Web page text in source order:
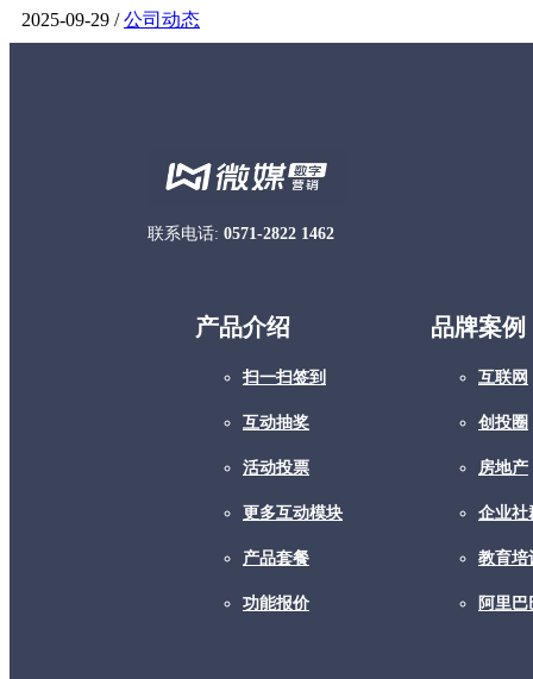
2025-09-29 /公司动态
联系电话: 0571-2822 1462
产品介绍
扫一扫签到
互动抽奖
活动投票
更多互动模块
产品套餐
功能报价
品牌案例
互联网
创投圈
房地产
企业社
教育培
阿里巴